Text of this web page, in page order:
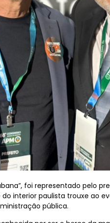
foi representado pelo
interior paulista trouxe ao
pública.